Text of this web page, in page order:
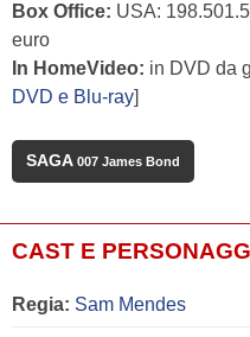
Box Office: USA:
euro
In HomeVideo: in DVD da
DVD e Blu-ray]
SAGA 007 James Bond
CAST E
Regia: Sam Mendes